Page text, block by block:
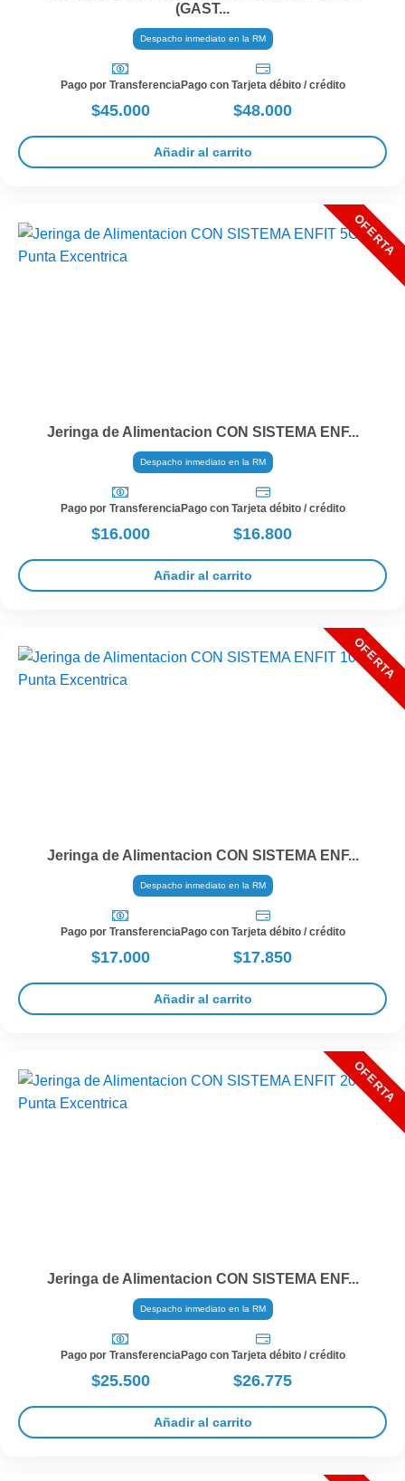
(GAST...
Despacho inmediato en la RM
Pago por Transferencia
$45.000
Pago con Tarjeta débito / crédito
$48.000
Añadir al carrito
Jeringa de Alimentacion CON SISTEMA ENF...
Despacho inmediato en la RM
Pago por Transferencia
$16.000
Pago con Tarjeta débito / crédito
$16.800
Añadir al carrito
Jeringa de Alimentacion CON SISTEMA ENF...
Despacho inmediato en la RM
Pago por Transferencia
$17.000
Pago con Tarjeta débito / crédito
$17.850
Añadir al carrito
Jeringa de Alimentacion CON SISTEMA ENF...
Despacho inmediato en la RM
Pago por Transferencia
$25.500
Pago con Tarjeta débito / crédito
$26.775
Añadir al carrito